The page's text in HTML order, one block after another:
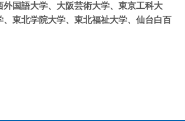
外国語大学、大阪芸術大学、東京工科大
、東北学院大学、東北福祉大学、仙台白百